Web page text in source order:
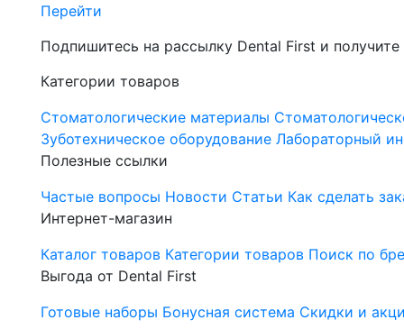
Перейти
Подпишитесь на рассылку Dental First и
Категории товаров
Стоматологические материалы
Зуботехническое оборудование Лабораторный
Полезные ссылки
Частые вопросы Новости Статьи Как сделать
Интернет-магазин
Каталог товаров Категории товаров Поиск по
Выгода от Dental First
Готовые наборы Бонусная система Скидки и